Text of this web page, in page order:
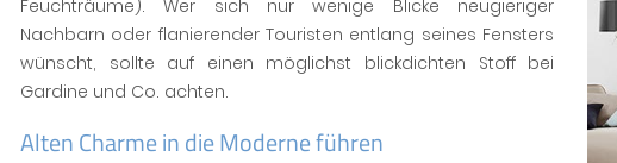
Feuchträume). Wer sich nur wenige Blicke neugieriger
Nachbarn oder flanierender Touristen entlang seines Fensters
wünscht, sollte auf einen möglichst blickdichten Stoff bei
Gardine und Co. achten.
Alten Charme in die Moderne führen